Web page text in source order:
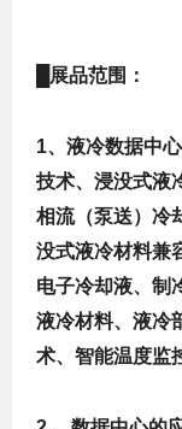
展品范围：
1、液冷数据中
技术、浸没式液
相流（泵送）冷
没式液冷材料兼
电子冷却液、制
液冷材料、液冷
术、智能温度监